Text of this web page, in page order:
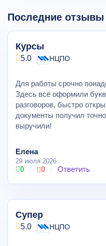
Последние отзывы
5.0
Курсы
НЦПО
Для работы срочно
Здесь всё оформили
разговоров, быстро
документы получил
выручили!
Елена
29 июля 2026
0 0 Ответить
5.0
Супер
НЦПО